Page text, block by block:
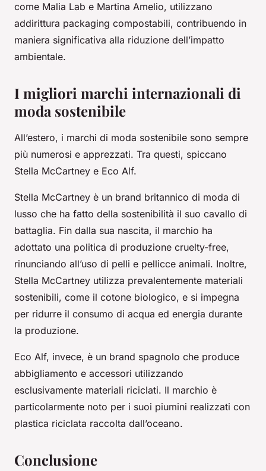
come Malia Lab e Martina Amelio, utilizzano
addirittura packaging compostabili, contribuendo in
maniera significativa alla riduzione dell’impatto
ambientale.
I migliori marchi internazionali di
moda sostenibile
All’estero, i marchi di moda sostenibile sono sempre
più numerosi e apprezzati. Tra questi, spiccano
Stella McCartney e Eco Alf.
Stella McCartney è un brand britannico di moda di
lusso che ha fatto della sostenibilità il suo cavallo di
battaglia. Fin dalla sua nascita, il marchio ha
adottato una politica di produzione cruelty-free,
rinunciando all’uso di pelli e pellicce animali. Inoltre,
Stella McCartney utilizza prevalentemente materiali
sostenibili, come il cotone biologico, e si impegna
per ridurre il consumo di acqua ed energia durante
la produzione.
Eco Alf, invece, è un brand spagnolo che produce
abbigliamento e accessori utilizzando
esclusivamente materiali riciclati. Il marchio è
particolarmente noto per i suoi piumini realizzati con
plastica riciclata raccolta dall’oceano.
Conclusione